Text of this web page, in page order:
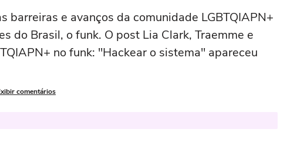
barreiras e avanços da comunidade LGBTQIAPN+
do Brasil, o funk. O post Lia Clark, Traemme e
no funk: "Hackear o sistema" apareceu
comentários